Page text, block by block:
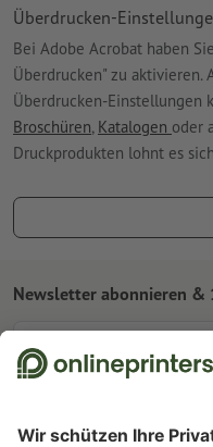
Überdrucken-
Bei Adobe Acrobat haben
Überdrucken" zu aktivieren.
Überdrucken-Einstellungen
Broschüren, Katalogen oder
Druckprodukten lohnt es
Newsletter abonnieren &